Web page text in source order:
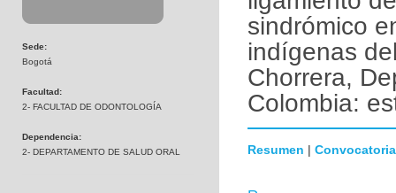
Sede:
Bogotá
Facultad:
2- FACULTAD DE ODONTOLOGÍA
Dependencia:
2- DEPARTAMENTO DE SALUD ORAL
sindrómico
indígenas
Chorrera,
Colombia:
Resumen | Convocatoria